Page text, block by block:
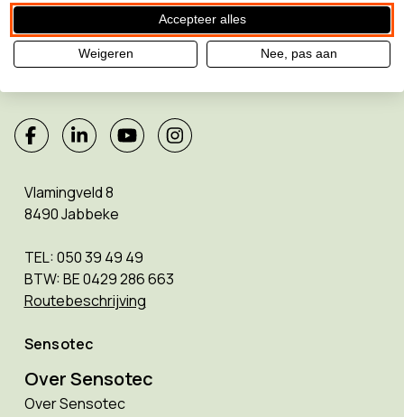
Sensotec maakt deel uit van de
Allkind Group
Vlamingveld 8
8490 Jabbeke
TEL: 050 39 49 49
BTW: BE 0429 286 663
Routebeschrijving
Sensotec
Over Sensotec
Over Sensotec
Accepteer alles
Weigeren Nee, pas aan